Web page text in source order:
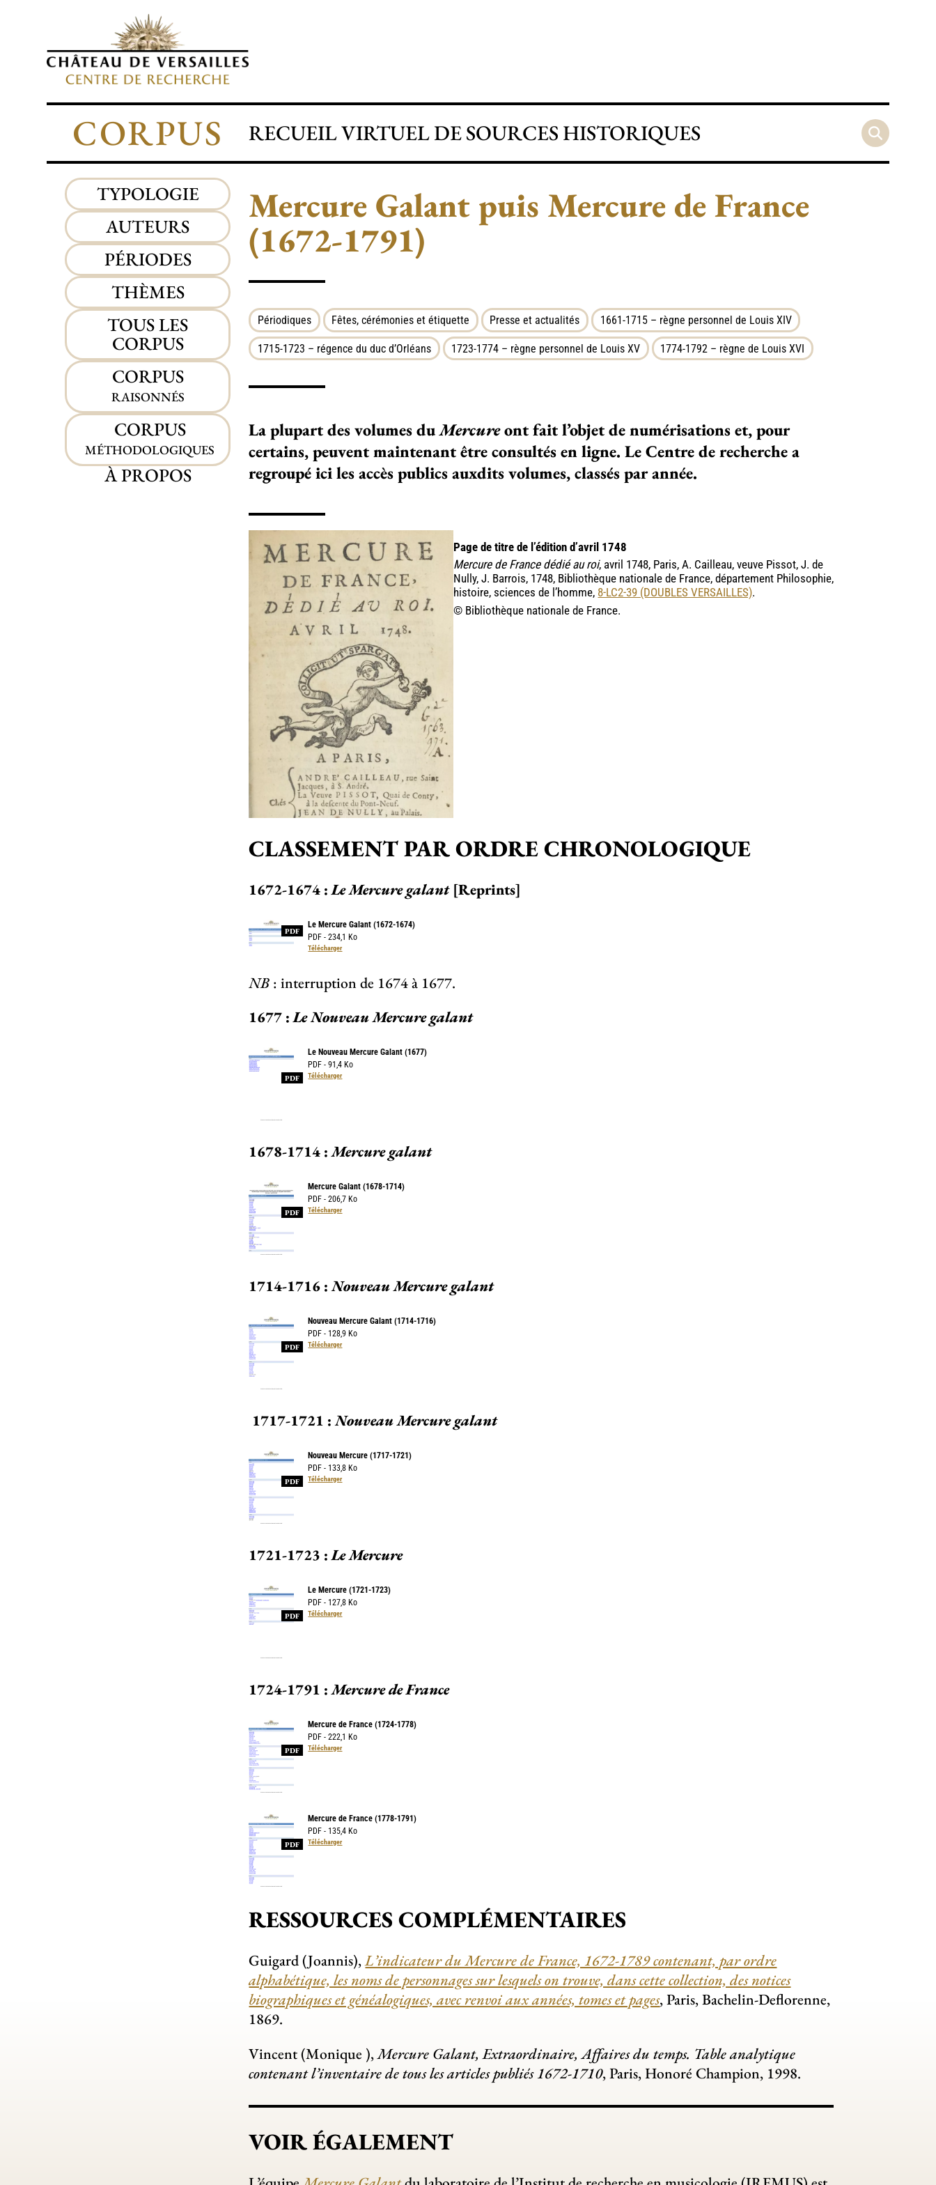
CORPUS RECUEIL VIRTUEL DE SOURCES HISTORIQUES
TYPOLOGIE
AUTEURS
PÉRIODES
THÈMES
TOUS LES
CORPUS
CORPUS
RAISONNÉS
CORPUS
MÉTHODOLOGIQUES
À PROPOS
Mercure Galant puis Mercure de France
(1672-1791)
Périodiques Fêtes, cérémonies et étiquette Presse et actualités 1661-1715 – règne personnel de Louis XIV
1715-1723 – régence du duc d’Orléans 1723-1774 – règne personnel de Louis XV 1774-1792 – règne de Louis XVI
La plupart des volumes duMercureont fait l’objet de numérisations et, pour
certains, peuvent maintenant être consultés en ligne. Le Centre de recherche a
regroupé ici les accès publics auxdits volumes, classés par année.
Page de titre de l’édition d’avril 1748
Mercure de France dédié au roi, avril 1748, Paris, A. Cailleau, veuve Pissot, J. de
Nully, J. Barrois, 1748, Bibliothèque nationale de France, département Philosophie,
histoire, sciences de l’homme, 8-LC2-39 (DOUBLES VERSAILLES).
© Bibliothèque nationale de France.
CLASSEMENT PAR ORDRE CHRONOLOGIQUE
1672-1674 :Le Mercure galant[Reprints]
PDF
Le Mercure Galant (1672-1674)
PDF - 234,1 Ko
Télécharger
NB : interruption de 1674 à 1677.
1677 :Le Nouveau Mercure galant
PDF
Le Nouveau Mercure Galant (1677)
PDF - 91,4 Ko
Télécharger
1678-1714 :Mercure galant
PDF
Mercure Galant (1678-1714)
PDF - 206,7 Ko
Télécharger
1714-1716 :Nouveau Mercure galant
PDF
Nouveau Mercure Galant (1714-1716)
PDF - 128,9 Ko
Télécharger
1717-1721 :Nouveau Mercure galant
PDF
Nouveau Mercure (1717-1721)
PDF - 133,8 Ko
Télécharger
1721-1723 :Le Mercure
PDF
Le Mercure (1721-1723)
PDF - 127,8 Ko
Télécharger
1724-1791 :Mercure de France
PDF
Mercure de France (1724-1778)
PDF - 222,1 Ko
Télécharger
PDF
Mercure de France (1778-1791)
PDF - 135,4 Ko
Télécharger
RESSOURCES COMPLÉMENTAIRES
Guigard (Joannis),L’indicateur du Mercure de France, 1672-1789 contenant, par ordre
alphabétique, les noms de personnages sur lesquels on trouve, dans cette collection, des notices
biographiques et généalogiques, avec renvoi aux années, tomes et pages, Paris, Bachelin-Deflorenne,
1869.
Vincent (Monique ),Mercure Galant, Extraordinaire, Affaires du temps. Table analytique
contenant l’inventaire de tous les articles publiés 1672-1710, Paris, Honoré Champion, 1998.
VOIR ÉGALEMENT